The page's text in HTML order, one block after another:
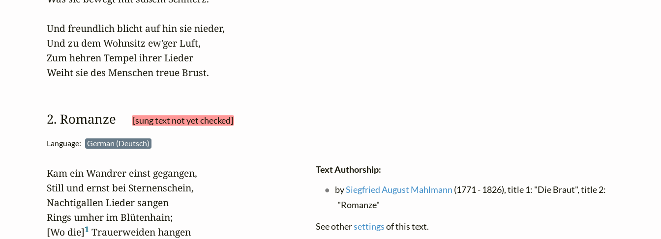
Und freundlich blicht auf hin sie nieder,
Und zu dem Wohnsitz ew'ger Luft,
Zum hehren Tempel ihrer Lieder
Weiht sie des Menschen treue Brust.
2. Romanze [sung text not yet checked]
Language: German (Deutsch)
Kam ein Wandrer einst gegangen,
Still und ernst bei Sternenschein,
Nachtigallen Lieder sangen
Rings umher im Blütenhain;
[Wo die]1 Trauerweiden hangen
Text Authorship:
bySiegfried August Mahlmann (1771 - 1826), title 1: "Die Braut", title 2:
"Romanze"
See othersettingsof this text.